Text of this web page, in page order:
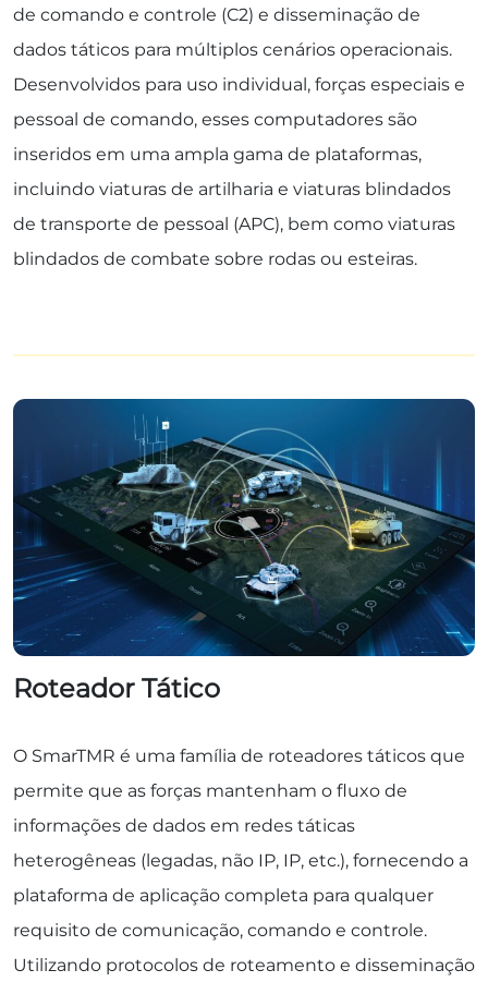
de comando e controle (C2) e disseminação de
dados táticos para múltiplos cenários operacionais.
Desenvolvidos para uso individual, forças especiais e
pessoal de comando, esses computadores são
inseridos em uma ampla gama de plataformas,
incluindo viaturas de artilharia e viaturas blindados
de transporte de pessoal (APC), bem como viaturas
blindados de combate sobre rodas ou esteiras.
Roteador Tático
O SmarTMR é uma família de roteadores táticos que
permite que as forças mantenham o fluxo de
informações de dados em redes táticas
heterogêneas (legadas, não IP, IP, etc.), fornecendo a
plataforma de aplicação completa para qualquer
requisito de comunicação, comando e controle.
Utilizando protocolos de roteamento e disseminação